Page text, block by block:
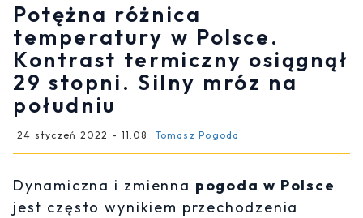
Potężna różnica
temperatury w Polsce.
Kontrast termiczny osiągnął
29 stopni. Silny mróz na
południu
24 styczeń 2022 - 11:08 Tomasz Pogoda
Dynamiczna i zmienna pogoda w Polsce
jest często wynikiem przechodzenia